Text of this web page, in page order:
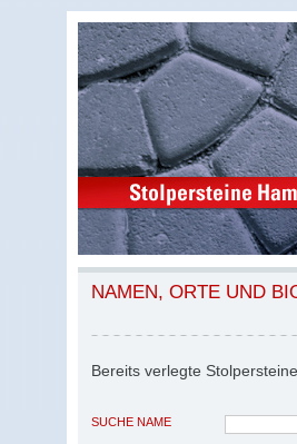
NAMEN, ORTE UND
Bereits verlegte Stolpersteine
SUCHE NAME